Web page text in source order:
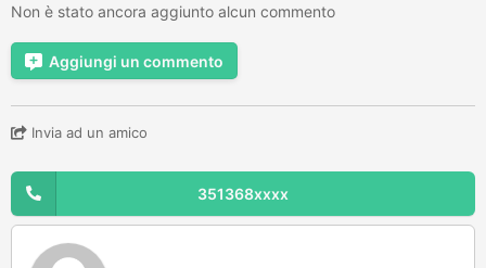
Non è stato ancora aggiunto alcun commento
Aggiungi un commento
Invia ad un amico
351368xxxx